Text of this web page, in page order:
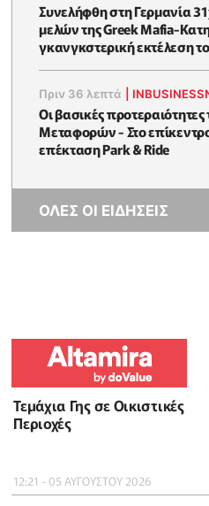
Συνελήφθη στη Γερμανία
μελών της Greek Mafia-
γκανγκστερική εκτέλεση
Πριν 36 λεπτά
Οι βασικές
Μεταφορών - Στο
επέκταση Park & Ride
ΟΛΕΣ ΟΙ ΕΙΔΗΣΕΙΣ
Τεμάχια Γης σε Οικιστικές
Περιοχές
12:21 - 05 ΑΥΓΟΥΣΤΟΥ 2026